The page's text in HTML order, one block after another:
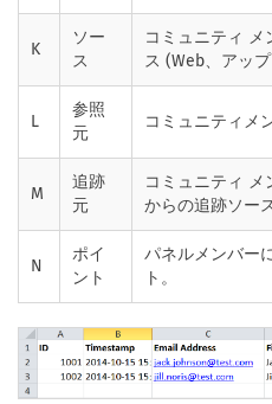
K
ソー
ス
コミュニティ メ
ス (Web、アップ
L
参照
元
コミュニティメ
M
追跡
元
コミュニティ
からの追跡ソース
N
ポイ
ント
パネルメンバー
ト。